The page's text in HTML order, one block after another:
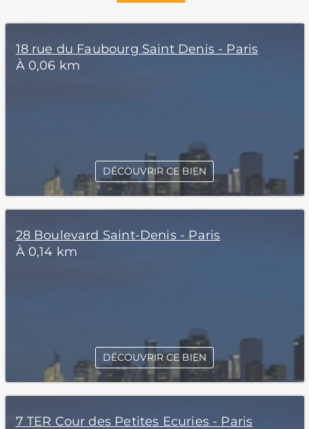
18 rue du Faubourg Saint Denis - Paris
À 0,06 km
DÉCOUVRIR CE BIEN
28 Boulevard Saint-Denis - Paris
À 0,14 km
DÉCOUVRIR CE BIEN
7 TER Cour des Petites Ecuries - Paris